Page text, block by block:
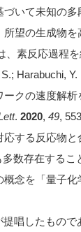
いて未知の
望の生成物
、素反応過程
Harabuchi, Y.
クの速度解
. 2020, 49,
する反応物
数存在する
念を「量子化
唱したもの